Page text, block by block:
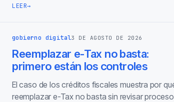
LEER→
gobierno digital3 DE AGOSTO DE 2026
Reemplazar e-Tax no basta:
primero están los controles
El caso de los créditos fiscales muestra por
reemplazar e-Tax no basta sin revisar